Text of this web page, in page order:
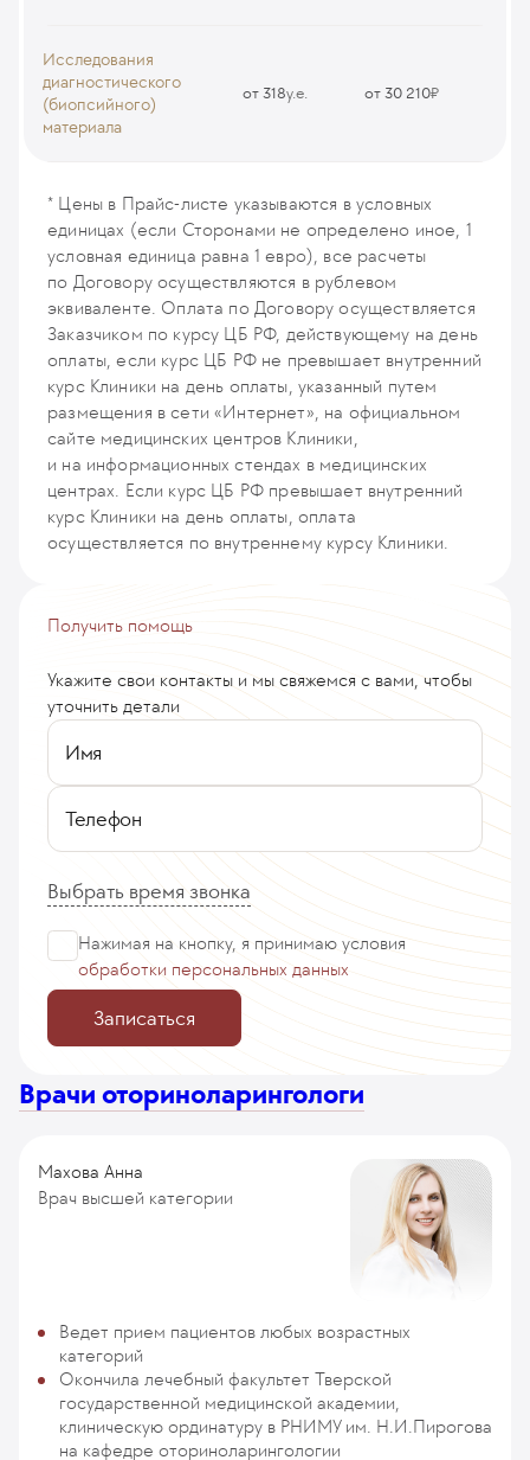
STAY1
сутки
Уход и наблюдение в палате пробуждения
Исследования
диагностического
(биопсийного)
материала
от 318у.е. от 30 210₽
M201
* Цены в Прайс-листе указываются в условных
единицах (если Сторонами не определено иное, 1
условная единица равна 1 евро), все расчеты
по Договору осуществляются в рублевом
эквиваленте. Оплата по Договору осуществляется
Заказчиком по курсу ЦБ РФ, действующему на день
оплаты, если курс ЦБ РФ не превышает внутренний
курс Клиники на день оплаты, указанный путем
размещения в сети «Интернет», на официальном
сайте медицинских центров Клиники,
и на информационных стендах в медицинских
центрах. Если курс ЦБ РФ превышает внутренний
курс Клиники на день оплаты, оплата
осуществляется по внутреннему курсу Клиники.
Получить помощь
Укажите свои контакты и мы свяжемся с вами, чтобы
уточнить детали
Имя
Телефон
Выбрать время звонка
Нажимая на кнопку, я принимаю условия
обработки персональных данных
Записаться
Врачи оториноларингологи
Махова Анна
Врач высшей категории
Ведет прием пациентов любых возрастных
категорий
Окончила лечебный факультет Тверской
государственной медицинской академии,
клиническую ординатуру в РНИМУ им. Н.И.Пирогова
на кафедре оториноларингологии